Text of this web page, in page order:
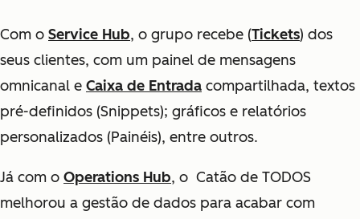
Com o Service Hub, o grupo recebe (Tickets) dos
seus clientes, com um painel de mensagens
omnicanal e Caixa de Entrada compartilhada, textos
pré-definidos (Snippets); gráficos e relatórios
personalizados (Painéis), entre outros.
Já com o Operations Hub, o Catão de TODOS
melhorou a gestão de dados para acabar com